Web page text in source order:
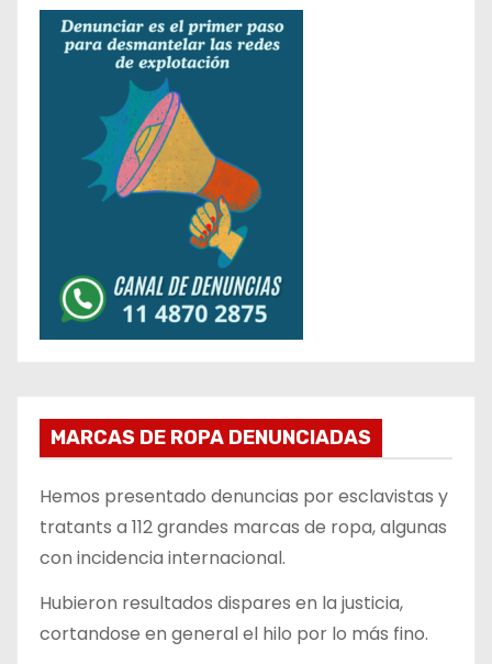
MARCAS DE ROPA DENUNCIADAS
Hemos presentado denuncias por esclavistas y
tratants a 112 grandes marcas de ropa, algunas
con incidencia internacional.
Hubieron resultados dispares en la justicia,
cortandose en general el hilo por lo más fino.